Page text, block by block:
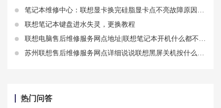
笔记本维修中心：联想显卡换完硅脂显卡点不亮故障原因及如何排查
联想笔记本键盘进水失灵，更换教程
联想电脑售后维修服务网点地址|联想笔记本开机什么都不显示故障解决步骤
苏州联想售后维修服务网点详细说说联想黑屏关机按什么键恢复
热门问答